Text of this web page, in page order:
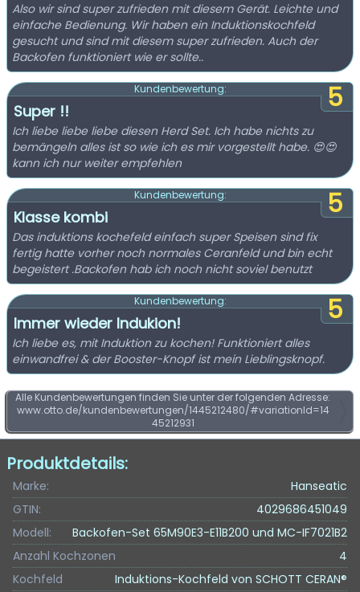
Also wir sind super zufrieden mit diesem Gerät. Leichte und
einfache Bedienung. Wir haben ein Induktionskochfeld
gesucht und sind mit diesem super zufrieden. Auch der
Backofen funktioniert wie er sollte..
5
Kundenbewertung:
Super !!
Ich liebe liebe liebe diesen Herd Set. Ich habe nichts zu
bemängeln alles ist so wie ich es mir vorgestellt habe. 😍😍
kann ich nur weiter empfehlen
5
Kundenbewertung:
Klasse kombi
Das induktions kochefeld einfach super Speisen sind fix
fertig hatte vorher noch normales Ceranfeld und bin echt
begeistert .Backofen hab ich noch nicht soviel benutzt
5
Kundenbewertung:
Immer wieder Indukion!
Ich liebe es, mit Induktion zu kochen! Funktioniert alles
einwandfrei & der Booster-Knopf ist mein Lieblingsknopf.
Alle Kundenbewertungen finden Sie unter der folgenden Adresse:
www.otto.de/kundenbewertungen/1445212480/#variationId=14
45212931
Produktdetails:
Marke:
Hanseatic
GTIN:
4029686451049
Modell:
Backofen-Set 65M90E3-E11B200 und MC-IF7021B2
Anzahl Kochzonen
4
Kochfeld
Induktions-Kochfeld von SCHOTT CERAN®